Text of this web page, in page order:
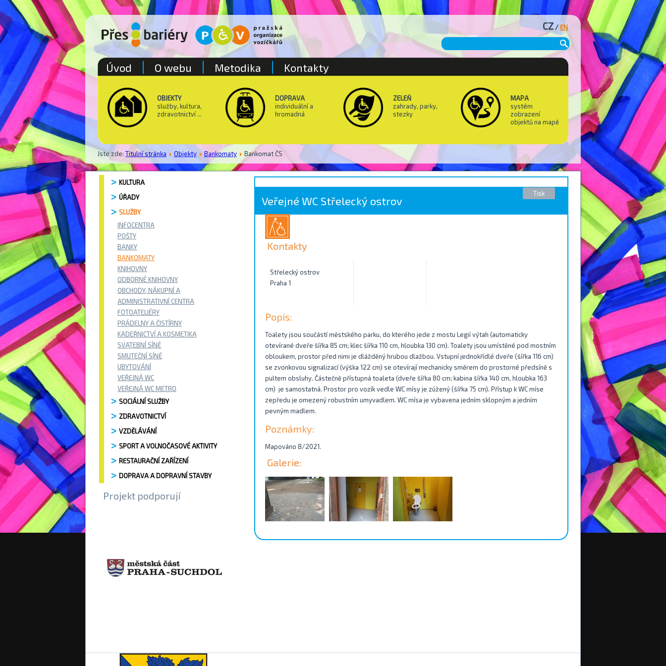
OBJEKTY
služby, kultura,
zdravotnictví ...
DOPRAVA
individuální a
hromadná
ZELEŇ
zahrady, parky,
stezky
MAPA
systém
zobrazení
objektů na mapě
CZ/EN
Jste zde: Titulní stránka Objekty Bankomaty Bankomat ČS
Úvod O webu Metodika Kontakty
KULTURA
ÚŘADY
SLUŽBY
INFOCENTRA
POŠTY
BANKY
BANKOMATY
KNIHOVNY
ODBORNÉ KNIHOVNY
OBCHODY, NÁKUPNÍ A
ADMINISTRATIVNÍ CENTRA
FOTOATELIÉRY
PRÁDELNY A ČISTÍRNY
KADEŘNICTVÍ A KOSMETIKA
SVATEBNÍ SÍNĚ
SMUTEČNÍ SÍNĚ
UBYTOVÁNÍ
VEŘEJNÁ WC
VEŘEJNÁ WC METRO
SOCIÁLNÍ SLUŽBY
ZDRAVOTNICTVÍ
VZDĚLÁVÁNÍ
SPORT A VOLNOČASOVÉ AKTIVITY
RESTAURAČNÍ ZAŘÍZENÍ
DOPRAVA A DOPRAVNÍ STAVBY
Projekt podporují
Tisk
Veřejné WC Střelecký ostrov
Kontakty
Střelecký ostrov
Praha 1
Popis:
Toalety jsou součástí městského parku, do kterého jede z mostu Legií výtah (automaticky
otevírané dveře šířka 85 cm; klec šířka 110 cm, hloubka 130 cm). Toalety jsou umístěné pod mostním
obloukem, prostor před nimi je dlážděný hrubou dlažbou. Vstupní jednokřídlé dveře (šířka 116 cm)
se zvonkovou signalizací (výška 122 cm) se otevírají mechanicky směrem do prostorné předsíně s
pultem obsluhy. Částečně přístupná toaleta (dveře šířka 80 cm; kabina šířka 140 cm, hloubka 163
cm) je samostatná. Prostor pro vozík vedle WC mísy je zúžený (šířka 75 cm). Přístup k WC míse
zepředu je omezený robustním umyvadlem. WC mísa je vybavena jedním sklopným a jedním
pevným madlem.
Poznámky:
Mapováno 8/2021.
Galerie: